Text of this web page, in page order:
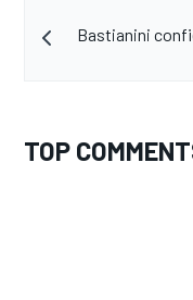
Bastianini
TOP